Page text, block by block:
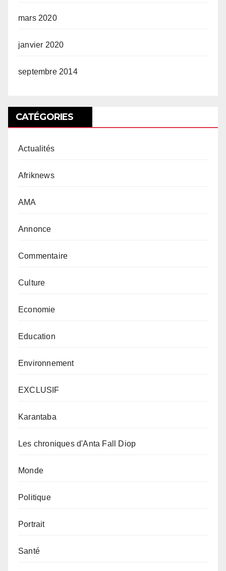
mars 2020
janvier 2020
septembre 2014
CATÉGORIES
Actualités
Afriknews
AMA
Annonce
Commentaire
Culture
Economie
Education
Environnement
EXCLUSIF
Karantaba
Les chroniques d'Anta Fall Diop
Monde
Politique
Portrait
Santé